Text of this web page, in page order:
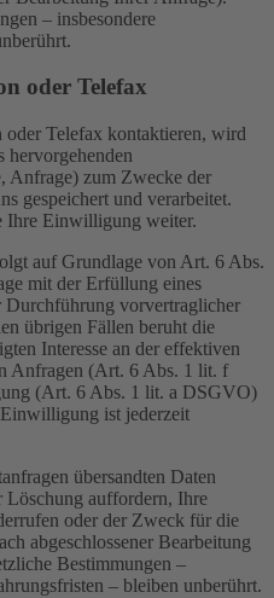
– insbesondere
oder Telefax
Telefax kontaktieren, wird
hervorgehenden
Anfrage) zum Zwecke der
gespeichert und verarbeitet.
Ihre Einwilligung weiter.
auf Grundlage von Art. 6 Abs.
mit der Erfüllung eines
Durchführung vorvertraglicher
übrigen Fällen beruht die
Interesse an der effektiven
Anfragen (Art. 6 Abs. 1 lit. f
(Art. 6 Abs. 1 lit. a DSGVO)
ist jederzeit
übersandten Daten
Löschung auffordern, Ihre
oder der Zweck für die
abgeschlossener Bearbeitung
Bestimmungen –
– bleiben unberührt.